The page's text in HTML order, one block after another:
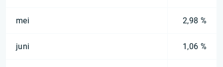
mei 2,98 %
juni 1,06 %